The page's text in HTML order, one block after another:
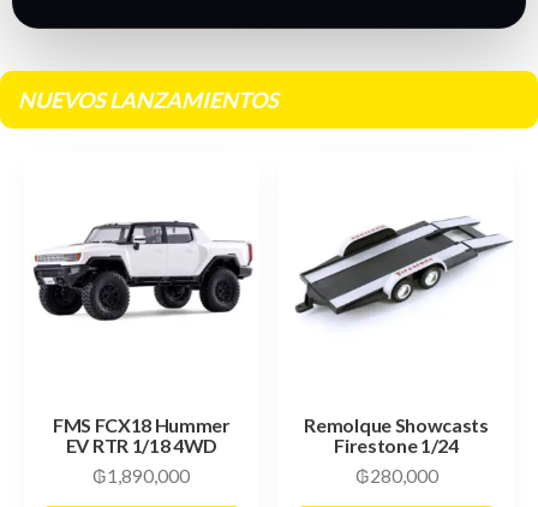
NUEVOS LANZAMIENTOS
FMS FCX18 Hummer
EV RTR 1/18 4WD
₲1,890,000
Remolque Showcasts
Firestone 1/24
₲280,000